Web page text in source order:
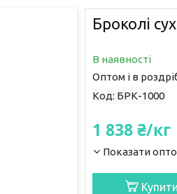
Броколі
В наявності
Оптом і в
Код: БРК-1000
1 838 ₴/кг
Показати
Купити